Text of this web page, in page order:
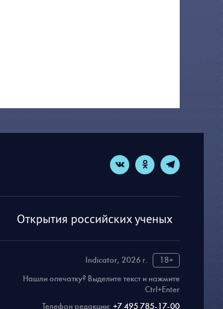
Открытия российских ученых
Indicator, 2026 г.
18+
Нашли опечатку? Выделите текст и нажмите
Ctrl+Enter
Телефон редакции: +7 495 785-17-00